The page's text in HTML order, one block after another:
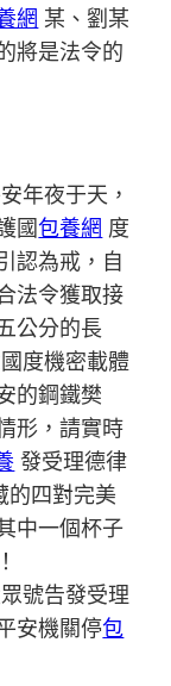
網 某、劉某
將是法令的
年夜于天，
國包養網 度
認為戒，自
法令獲取接
公分的長
度機密載體
的鋼鐵樊
形，請實時
發受理德律
的四對完美
中一個杯子
號告發受理
安機關停包